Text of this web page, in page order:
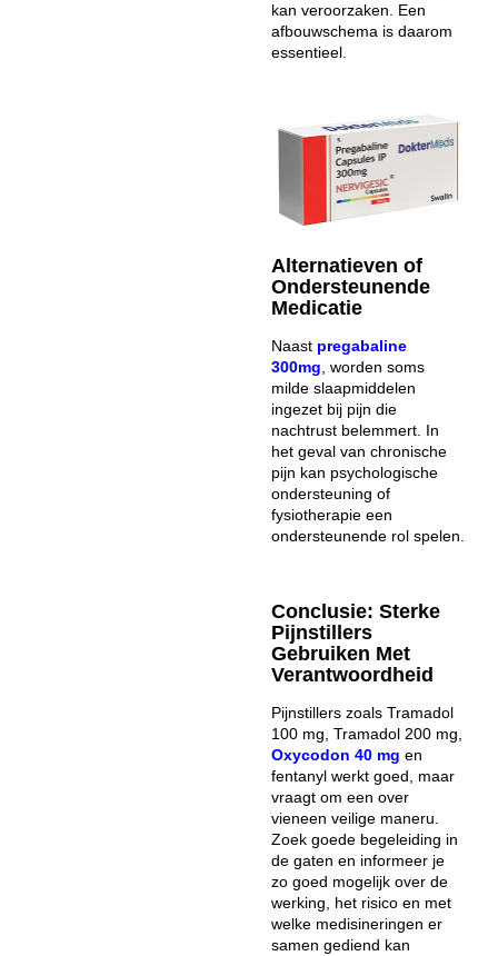
kan veroorzaken. Een
afbouwschema is daarom
essentieel.
Alternatieven of
Ondersteunende
Medicatie
Naast pregabaline
300mg, worden soms
milde slaapmiddelen
ingezet bij pijn die
nachtrust belemmert. In
het geval van chronische
pijn kan psychologische
ondersteuning of
fysiotherapie een
ondersteunende rol spelen.
Conclusie: Sterke
Pijnstillers
Gebruiken Met
Verantwoordheid
Pijnstillers zoals Tramadol
100 mg, Tramadol 200 mg,
Oxycodon 40 mg en
fentanyl werkt goed, maar
vraagt om een over
vieneen veilige maneru.
Zoek goede begeleiding in
de gaten en informeer je
zo goed mogelijk over de
werking, het risico en met
welke medisineringen er
samen gediend kan